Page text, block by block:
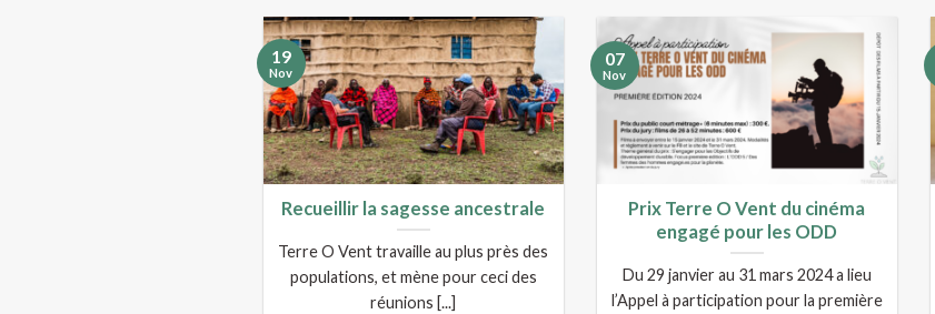
Recueillir la sagesse ancestrale
Terre O Vent travaille au plus près des
populations, et mène pour ceci des
réunions [...]
19
Nov
Prix Terre O Vent du cinéma
engagé pour les ODD
Du 29 janvier au 31 mars 2024 a lieu
l’Appel à participation pour la première
07
Nov